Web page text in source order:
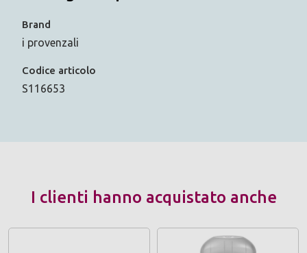
Brand
i provenzali
Codice articolo
S116653
I clienti hanno acquistato anche